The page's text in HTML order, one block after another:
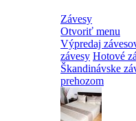
Závesy
Otvoriť menu
Výpredaj
závesy Hotové
Škandinávske
prehozom